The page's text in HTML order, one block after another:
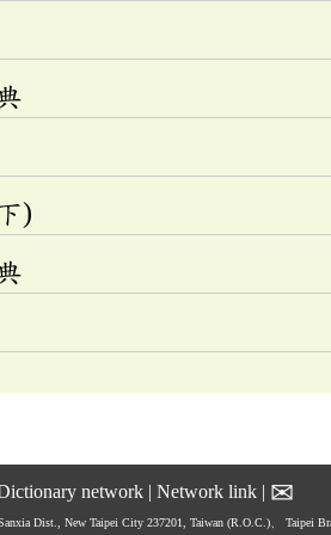
)
network | Network link | ✉
Dist., New Taipei City 237201, Taiwan (R.O.C.)、 Taipei